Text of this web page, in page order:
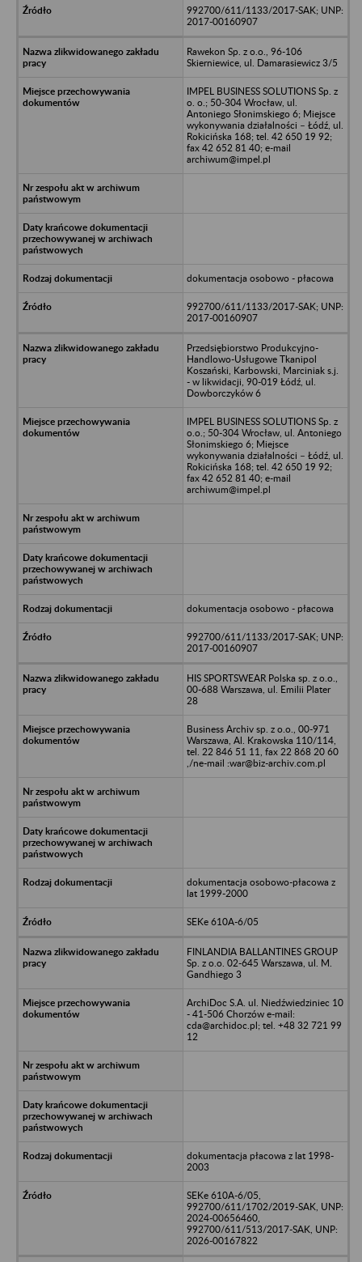
992700/611/1133/2017-SAK; UNP:
2017-00160907
Rawekon Sp. z o.o., 96-106
Skierniewice, ul. Damarasiewicz 3/5
IMPEL BUSINESS SOLUTIONS Sp. z
o. o.; 50-304 Wrocław, ul.
Antoniego Słonimskiego 6; Miejsce
wykonywania działalności – Łódź, ul.
Rokicińska 168; tel. 42 650 19 92;
fax 42 652 81 40; e-mail
archiwum@impel.pl
dokumentacja osobowo - płacowa
992700/611/1133/2017-SAK; UNP:
2017-00160907
Przedsiębiorstwo Produkcyjno-
Handlowo-Usługowe Tkanipol
Koszański, Karbowski, Marciniak s.j.
- w likwidacji, 90-019 Łódź, ul.
Dowborczyków 6
IMPEL BUSINESS SOLUTIONS Sp. z
o.o.; 50-304 Wrocław, ul. Antoniego
Słonimskiego 6; Miejsce
wykonywania działalności – Łódź, ul.
Rokicińska 168; tel. 42 650 19 92;
fax 42 652 81 40; e-mail
archiwum@impel.pl
dokumentacja osobowo - płacowa
992700/611/1133/2017-SAK; UNP:
2017-00160907
HIS SPORTSWEAR Polska sp. z o.o.,
00-688 Warszawa, ul. Emilii Plater
28
Business Archiv sp. z o.o., 00-971
Warszawa, Al. Krakowska 110/114,
tel. 22 846 51 11, fax 22 868 20 60
,/ne-mail :war@biz-archiv.com.pl
dokumentacja osobowo-płacowa z
lat 1999-2000
SEKe 610A-6/05
FINLANDIA BALLANTINES GROUP
Sp. z o.o. 02-645 Warszawa, ul. M.
Gandhiego 3
ArchiDoc S.A. ul. Niedźwiedziniec 10
- 41-506 Chorzów e-mail:
cda@archidoc.pl; tel. +48 32 721 99
12
dokumentacja płacowa z lat 1998-
2003
SEKe 610A-6/05,
992700/611/1702/2019-SAK, UNP:
2024-00656460,
992700/611/513/2017-SAK, UNP:
2026-00167822